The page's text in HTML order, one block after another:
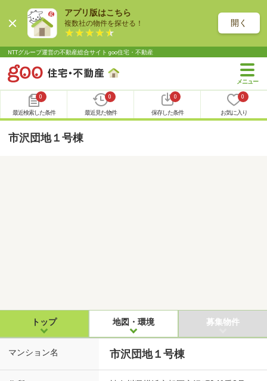
アプリ版はこちら
複数社の物件を探せる！ 開く
NTTグループ運営の不動産総合サイト goo住宅・不動産
0
最近検索した条件
0
最近見た物件
0
保存した条件
0
お気に入り
市沢団地１号棟
トップ 地図・環境 募集物件
マンション名 市沢団地１号棟